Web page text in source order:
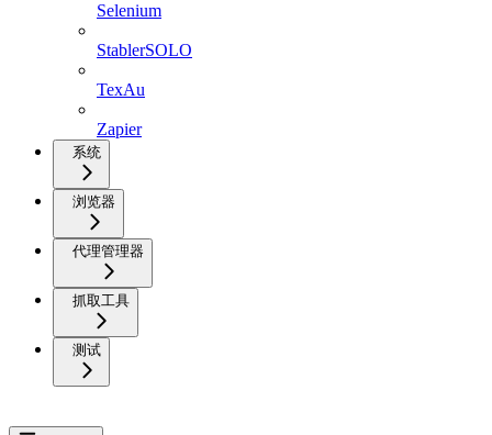
Selenium
StablerSOLO
TexAu
Zapier
系统
浏览器
代理管理器
抓取工具
测试